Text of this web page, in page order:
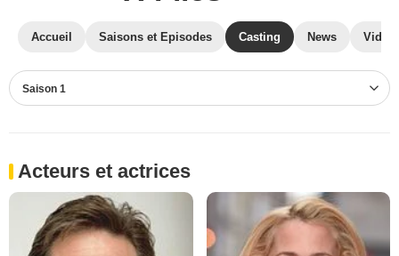
Accueil Saisons et Episodes Casting News
Saison 1
Acteurs et actrices